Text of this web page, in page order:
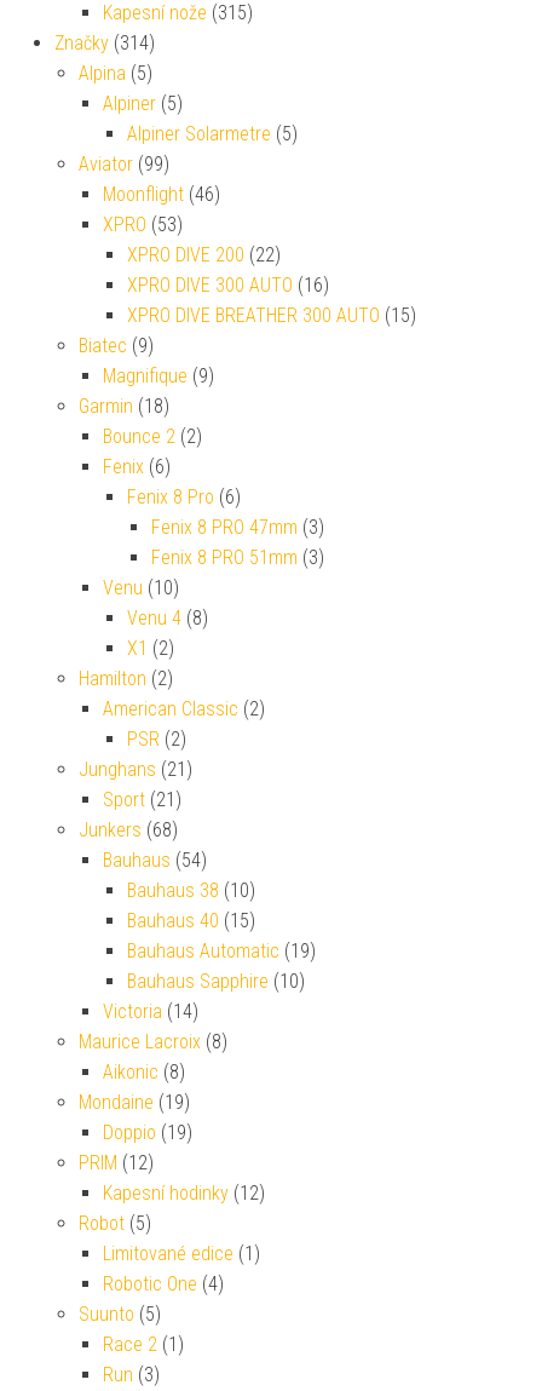
Kapesní nože (315)
Značky (314)
Alpina (5)
Alpiner (5)
Alpiner Solarmetre (5)
Aviator (99)
Moonflight (46)
XPRO (53)
XPRO DIVE 200 (22)
XPRO DIVE 300 AUTO (16)
XPRO DIVE BREATHER 300 AUTO (15)
Biatec (9)
Magnifique (9)
Garmin (18)
Bounce 2 (2)
Fenix (6)
Fenix 8 Pro (6)
Fenix 8 PRO 47mm (3)
Fenix 8 PRO 51mm (3)
Venu (10)
Venu 4 (8)
X1 (2)
Hamilton (2)
American Classic (2)
PSR (2)
Junghans (21)
Sport (21)
Junkers (68)
Bauhaus (54)
Bauhaus 38 (10)
Bauhaus 40 (15)
Bauhaus Automatic (19)
Bauhaus Sapphire (10)
Victoria (14)
Maurice Lacroix (8)
Aikonic (8)
Mondaine (19)
Doppio (19)
PRIM (12)
Kapesní hodinky (12)
Robot (5)
Limitované edice (1)
Robotic One (4)
Suunto (5)
Race 2 (1)
Run (3)